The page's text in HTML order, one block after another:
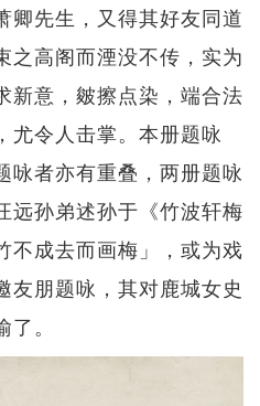
卿先生，又得其好友同道
之高阁而湮没不传，实为
新意，皴擦点染，端合法
尤令人击掌。本册题咏
咏者亦有重叠，两册题咏
远孙弟述孙于《竹波轩梅
不成去而画梅」，或为戏
友朋题咏，其对鹿城女史
。